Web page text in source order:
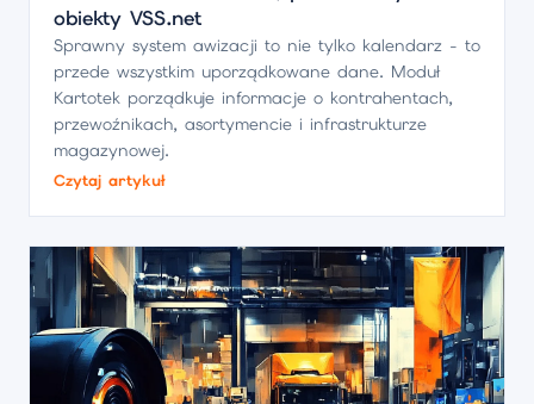
obiekty VSS.net
Sprawny system awizacji to nie tylko kalendarz - to
przede wszystkim uporządkowane dane. Moduł
Kartotek porządkuje informacje o kontrahentach,
przewoźnikach, asortymencie i infrastrukturze
magazynowej.
Czytaj artykuł